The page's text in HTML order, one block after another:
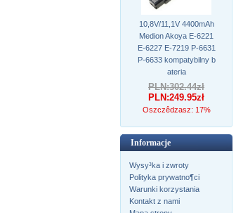
10,8V/11,1V 4400mAh
Medion Akoya E-6221
E-6227 E-7219 P-6631
P-6633 kompatybilny b
ateria
PLN:302.44zł
PLN:249.95zł
Oszczêdzasz: 17%
Informacje
Wysy³ka i zwroty
Polityka prywatno¶ci
Warunki korzystania
Kontakt z nami